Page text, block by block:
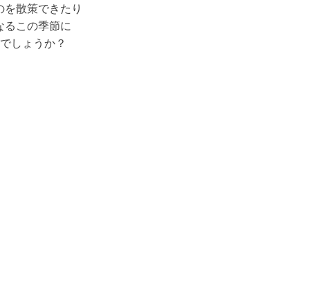
散策できたり
るこの季節に
しょうか？